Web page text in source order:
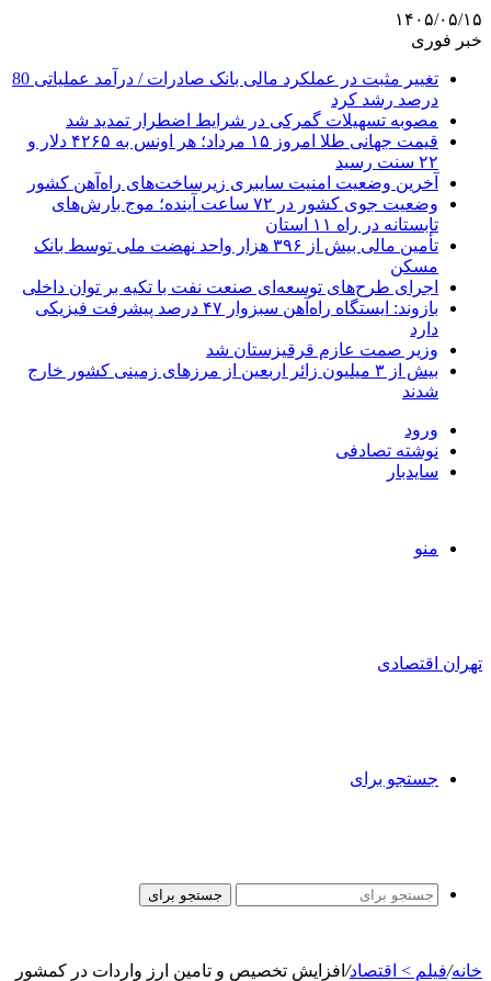
۱۴۰۵/۰۵/۱۵
خبر فوری
تغییر مثبت در عملکرد مالی بانک صادرات / درآمد عملیاتی 80
درصد رشد کرد
مصوبه تسهیلات گمرکی در شرایط اضطرار تمدید شد
قیمت جهانی طلا امروز ۱۵ مرداد؛ هر اونس به ۴۲۶۵ دلار و
۲۲ سنت رسید
آخرین وضعیت امنیت سایبری زیرساخت‌های راه‌آهن کشور
وضعیت جوی کشور در ۷۲ ساعت آینده؛ موج بارش‌های
تابستانه در راه ۱۱ استان
تأمین مالی بیش از ۳۹۶ هزار واحد نهضت ملی توسط بانک
مسکن
اجرای طرح‌های توسعه‌ای صنعت نفت با تکیه بر توان داخلی
بازوند: ایستگاه راه‌آهن سبزوار ۴۷ درصد پیشرفت فیزیکی
دارد
وزیر صمت عازم قرقیزستان شد
بیش از ۳ میلیون زائر اربعین از مرزهای زمینی کشور خارج
شدند
ورود
نوشته تصادفی
سایدبار
منو
تهران اقتصادی
جستجو برای
جستجو برای
خانه/فیلم > اقتصاد/ افزایش تخصیص و تامین ارز واردات در کمشور